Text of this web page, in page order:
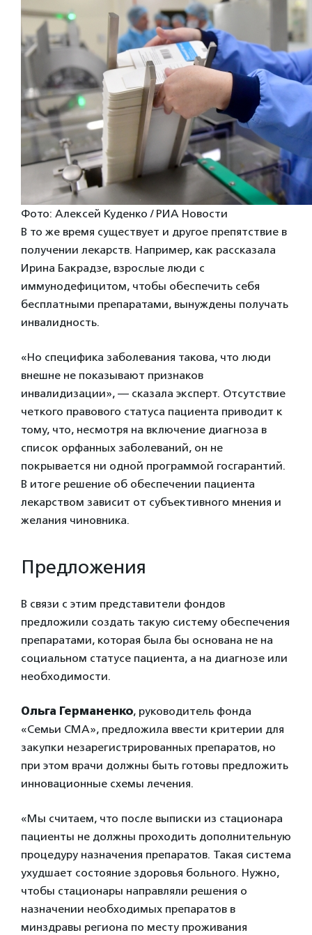
Фото: Алексей Куденко / РИА Новости
В то же время существует и другое препятствие в
получении лекарств. Например, как рассказала
Ирина Бакрадзе, взрослые люди с
иммунодефицитом, чтобы обеспечить себя
бесплатными препаратами, вынуждены получать
инвалидность.
«Но специфика заболевания такова, что люди
внешне не показывают признаков
инвалидизации», — сказала эксперт. Отсутствие
четкого правового статуса пациента приводит к
тому, что, несмотря на включение диагноза в
список орфанных заболеваний, он не
покрывается ни одной программой госгарантий.
В итоге решение об обеспечении пациента
лекарством зависит от субъективного мнения и
желания чиновника.
Предложения
В связи с этим представители фондов
предложили создать такую систему обеспечения
препаратами, которая была бы основана не на
социальном статусе пациента, а на диагнозе или
необходимости.
Ольга Германенко, руководитель фонда
«Семьи СМА», предложила ввести критерии для
закупки незарегистрированных препаратов, но
при этом врачи должны быть готовы предложить
инновационные схемы лечения.
«Мы считаем, что после выписки из стационара
пациенты не должны проходить дополнительную
процедуру назначения препаратов. Такая система
ухудшает состояние здоровья больного. Нужно,
чтобы стационары направляли решения о
назначении необходимых препаратов в
минздравы региона по месту проживания